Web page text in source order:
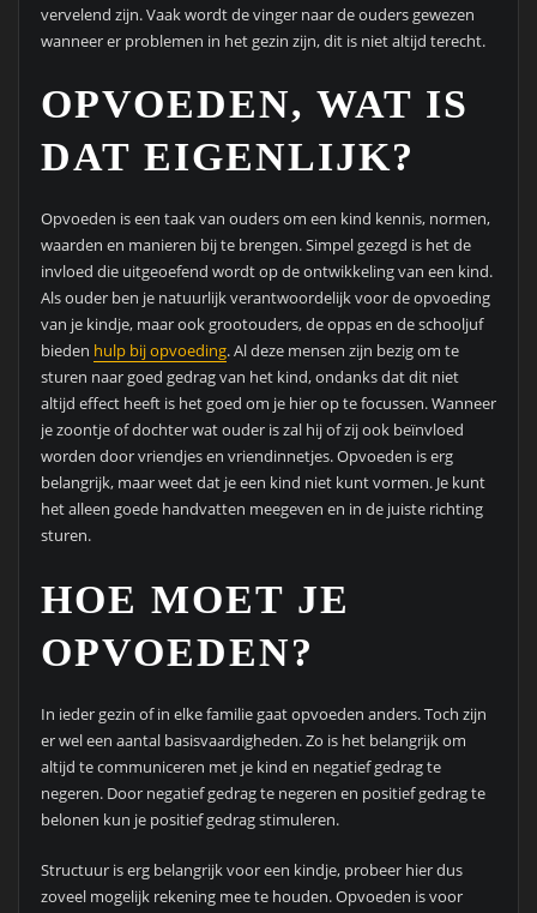
vervelend zijn. Vaak wordt de vinger naar de ouders gewezen
wanneer er problemen in het gezin zijn, dit is niet altijd terecht.
OPVOEDEN, WAT IS
DAT EIGENLIJK?
Opvoeden is een taak van ouders om een kind kennis, normen,
waarden en manieren bij te brengen. Simpel gezegd is het de
invloed die uitgeoefend wordt op de ontwikkeling van een kind.
Als ouder ben je natuurlijk verantwoordelijk voor de opvoeding
van je kindje, maar ook grootouders, de oppas en de schooljuf
bieden hulp bij opvoeding. Al deze mensen zijn bezig om te
sturen naar goed gedrag van het kind, ondanks dat dit niet
altijd effect heeft is het goed om je hier op te focussen. Wanneer
je zoontje of dochter wat ouder is zal hij of zij ook beïnvloed
worden door vriendjes en vriendinnetjes. Opvoeden is erg
belangrijk, maar weet dat je een kind niet kunt vormen. Je kunt
het alleen goede handvatten meegeven en in de juiste richting
sturen.
HOE MOET JE
OPVOEDEN?
In ieder gezin of in elke familie gaat opvoeden anders. Toch zijn
er wel een aantal basisvaardigheden. Zo is het belangrijk om
altijd te communiceren met je kind en negatief gedrag te
negeren. Door negatief gedrag te negeren en positief gedrag te
belonen kun je positief gedrag stimuleren.
Structuur is erg belangrijk voor een kindje, probeer hier dus
zoveel mogelijk rekening mee te houden. Opvoeden is voor